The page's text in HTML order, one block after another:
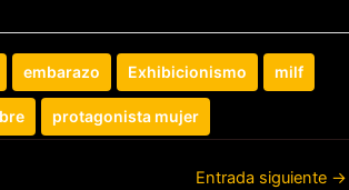
embarazo Exhibicionismo milf
protagonista mujer
Entrada siguiente →